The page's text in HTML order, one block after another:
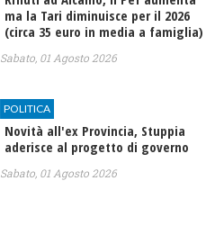
ma la Tari diminuisce per il 2026
(circa 35 euro in media a famiglia)
Sabato, 01 Agosto 2026
POLITICA
Novità all'ex Provincia, Stuppia
aderisce al progetto di governo
Sabato, 01 Agosto 2026